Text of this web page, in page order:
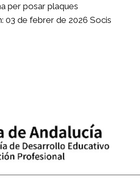
per posar plaques
03 de febrer de 2026 Socis